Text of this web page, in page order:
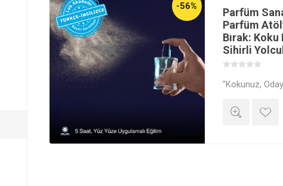
-56%
Parfüm
Parfüm
Bırak:
Sihirli
"Kokunuz,
Parfümör
Maltepe